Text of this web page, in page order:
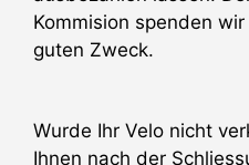
Kommision spenden
guten Zweck.
Wurde Ihr Velo nicht
Ihnen nach der